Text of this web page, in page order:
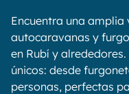
Encuentra una amplia
autocaravanas y
en Rubí y
únicos: desde
personas, perfectas